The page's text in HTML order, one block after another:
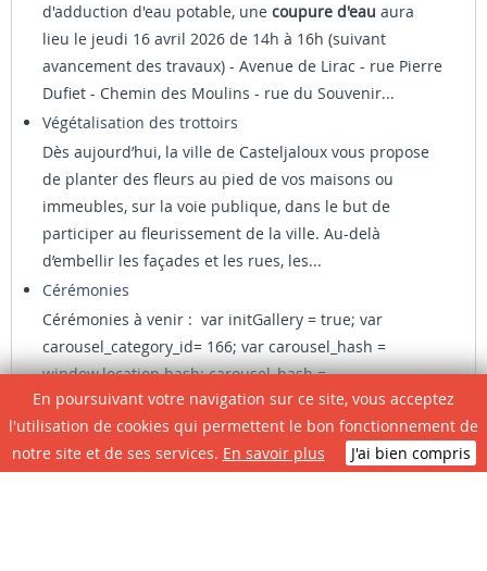
d'adduction d'eau potable, une coupure d'eau aura
lieu le jeudi 16 avril 2026 de 14h à 16h (suivant
avancement des travaux) - Avenue de Lirac - rue Pierre
Dufiet - Chemin des Moulins - rue du Souvenir...
Végétalisation des trottoirs
Dès aujourd’hui, la ville de Casteljaloux vous propose
de planter des fleurs au pied de vos maisons ou
immeubles, sur la voie publique, dans le but de
participer au fleurissement de la ville. Au-delà
d’embellir les façades et les rues, les...
Cérémonies
Cérémonies à venir : var initGallery = true; var
carousel_category_id= 166; var carousel_hash =
window.location.hash; carousel_hash =
carousel_hash.replace('#',''); var carousel_cat_id_click=
''; if (carousel_hash !== '') { var hasha =...
En poursuivant votre navigation sur ce site, vous acceptez
l'utilisation de cookies qui permettent le bon fonctionnement de
notre site et de ses services. En savoir plus J'ai bien compris